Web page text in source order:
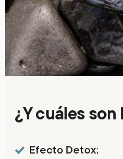
¿Y cuáles
Efecto Detox;